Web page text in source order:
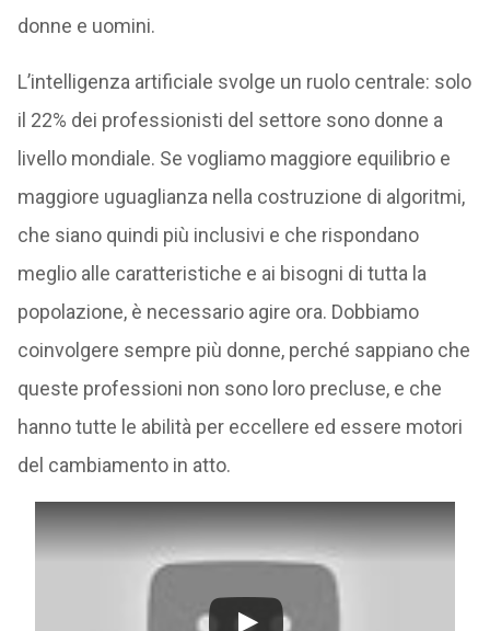
donne e uomini.
L’intelligenza artificiale svolge un ruolo centrale: solo
il 22% dei professionisti del settore sono donne a
livello mondiale. Se vogliamo maggiore equilibrio e
maggiore uguaglianza nella costruzione di algoritmi,
che siano quindi più inclusivi e che rispondano
meglio alle caratteristiche e ai bisogni di tutta la
popolazione, è necessario agire ora. Dobbiamo
coinvolgere sempre più donne, perché sappiano che
queste professioni non sono loro precluse, e che
hanno tutte le abilità per eccellere ed essere motori
del cambiamento in atto.